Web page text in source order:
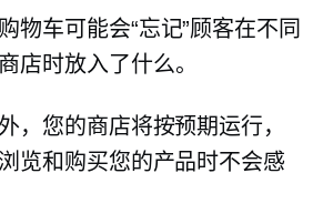
物车可能会“忘记”顾客在不同
店时放入了什么。
，您的商店将按预期运行，
览和购买您的产品时不会感